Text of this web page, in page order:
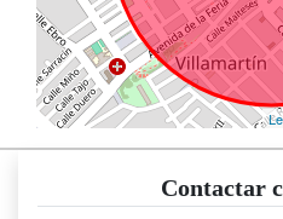
Contactar